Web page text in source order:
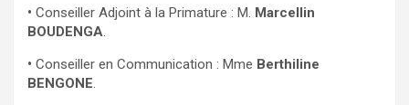
• Conseiller Adjoint à la Primature : M. Marcellin
BOUDENGA.
• Conseiller en Communication : Mme Berthiline
BENGONE.